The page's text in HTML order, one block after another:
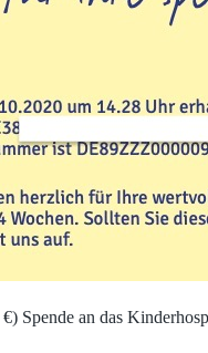
Spende an das